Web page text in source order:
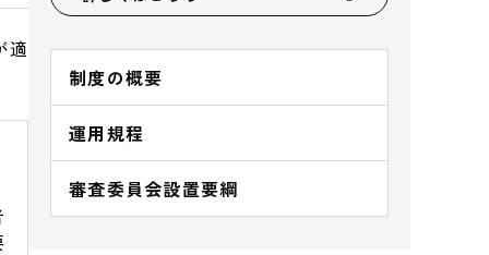
適
制度の概要
運用規程
審査委員会設置要綱